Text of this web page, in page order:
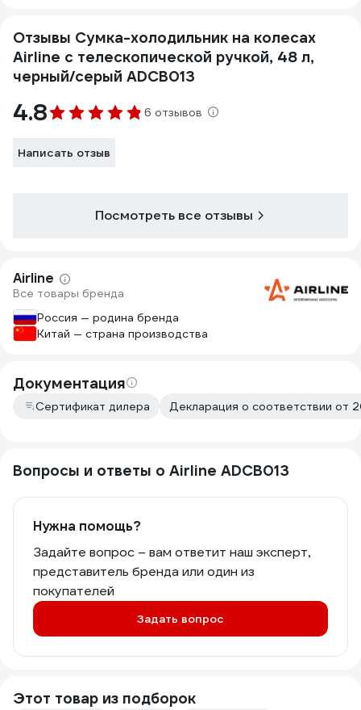
Отзывы Сумка-холодильник на колесах
Airline с телескопической ручкой, 48 л,
черный/серый ADCB013
4.8 6 отзывов
Написать отзыв
Посмотреть все отзывы
Airline
Все товары бренда
Россия — родина бренда
Китай — страна производства
Документация
Сертификат дилера Декларация о соответствии от
Вопросы и ответы о Airline ADCB013
Нужна помощь?
Задайте вопрос – вам ответит наш эксперт,
представитель бренда или один из
покупателей
Задать вопрос
Этот товар из подборок